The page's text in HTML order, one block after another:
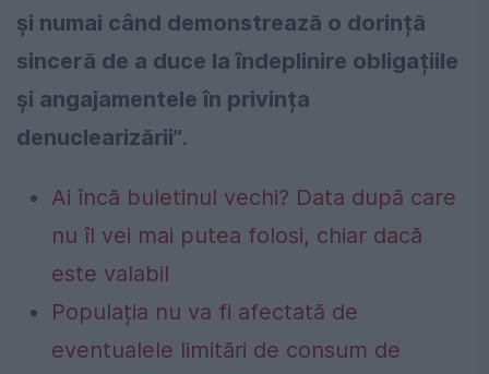
și numai când demonstrează o dorință
sinceră de a duce la îndeplinire obligațiile
și angajamentele în privința
denuclearizării”.
Ai încă buletinul vechi? Data după care
nu îl vei mai putea folosi, chiar dacă
este valabil
Populația nu va fi afectată de
eventualele limitări de consum de